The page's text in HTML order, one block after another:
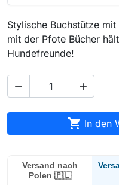
Stylische Buchstütze
mit der Pfote Bücher
Hundefreunde!
 
 In den
Versand nach
Polen 🇵🇱